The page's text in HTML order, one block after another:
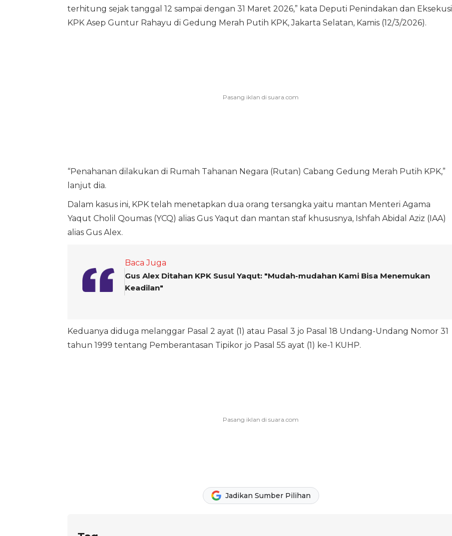
terhitung sejak tanggal 12 sampai dengan 31 Maret 2026,” kata Deputi Penindakan dan Eksekusi
KPK Asep Guntur Rahayu di Gedung Merah Putih KPK, Jakarta Selatan, Kamis (12/3/2026).
“Penahanan dilakukan di Rumah Tahanan Negara (Rutan) Cabang Gedung Merah Putih KPK,”
lanjut dia.
Dalam kasus ini, KPK telah menetapkan dua orang tersangka yaitu mantan Menteri Agama
Yaqut Cholil Qoumas (YCQ) alias Gus Yaqut dan mantan staf khususnya, Ishfah Abidal Aziz (IAA)
alias Gus Alex.
Baca Juga
Gus Alex Ditahan KPK Susul Yaqut: "Mudah-mudahan Kami Bisa Menemukan
Keadilan"
Keduanya diduga melanggar Pasal 2 ayat (1) atau Pasal 3 jo Pasal 18 Undang-Undang Nomor 31
tahun 1999 tentang Pemberantasan Tipikor jo Pasal 55 ayat (1) ke-1 KUHP.
Jadikan Sumber Pilihan